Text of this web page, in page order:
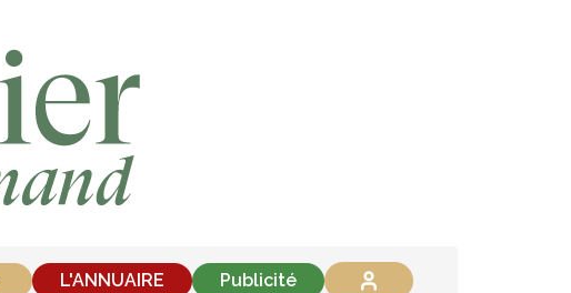
L'ANNUAIRE Publicité